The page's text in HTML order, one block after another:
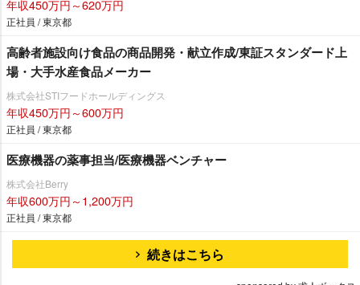
年収450万円～620万円
正社員 / 東京都
高齢者施設向け食品の商品開発・献立作成/東証スタンダード上
場・大手水産食品メーカー
株式会社STIフードホールディングス
年収450万円～600万円
正社員 / 東京都
医療機器の薬事担当/医療機器ベンチャー
株式会社Berry
年収600万円～1,200万円
正社員 / 東京都
続きはこちら